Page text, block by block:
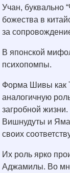
Учан, буквально
божества в
за
В японской
психопомпы.
Форма Шивы как
аналогичную
загробной
Вишнудуты и
своих
Их роль ярко
Аджамилы. Во